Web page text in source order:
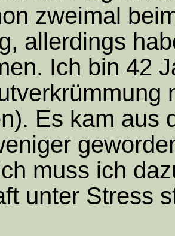
zweimal
allerdings
Ich bin 42
Es kam aus
muss ich
unter Stress